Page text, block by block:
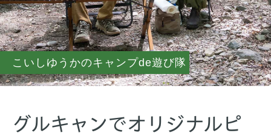
こいしゆうかのキャンプde遊び隊
グルキャンでオリジナルピ